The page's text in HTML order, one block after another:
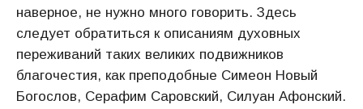
наверное, не нужно много говорить. Здесь
следует обратиться к описаниям духовных
переживаний таких великих подвижников
благочестия, как преподобные Симеон Новый
Богослов, Серафим Саровский, Силуан Афонский.